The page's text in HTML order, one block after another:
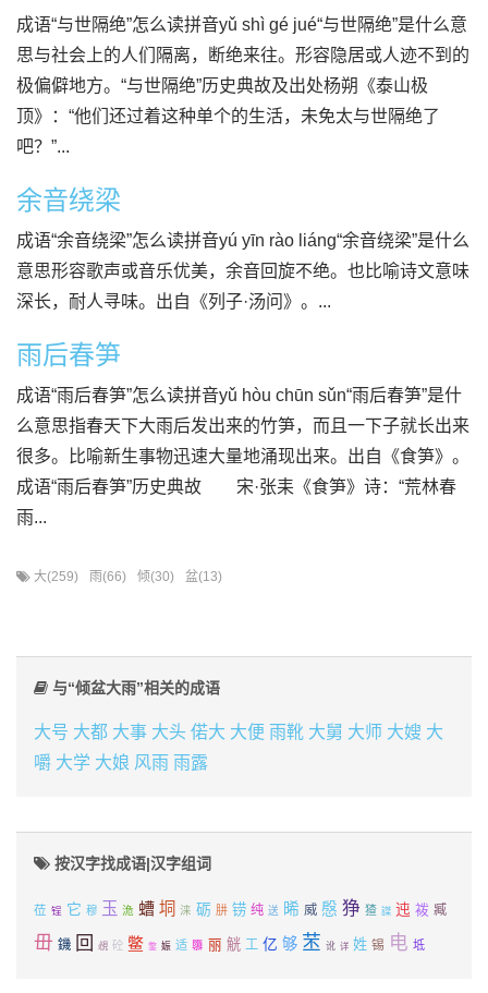
成语“与世隔绝”怎么读拼音yǔ shì gé jué“与世隔绝”是什么意
思与社会上的人们隔离，断绝来往。形容隐居或人迹不到的
极偏僻地方。“与世隔绝”历史典故及出处杨朔《泰山极
顶》：“他们还过着这种单个的生活，未免太与世隔绝了
吧？”...
余音绕梁
成语“余音绕梁”怎么读拼音yú yīn rào liáng“余音绕梁”是什么
意思形容歌声或音乐优美，余音回旋不绝。也比喻诗文意味
深长，耐人寻味。出自《列子·汤问》。...
雨后春笋
成语“雨后春笋”怎么读拼音yǔ hòu chūn sǔn“雨后春笋”是什
么意思指春天下大雨后发出来的竹笋，而且一下子就长出来
很多。比喻新生事物迅速大量地涌现出来。出自《食笋》。
成语“雨后春笋”历史典故 宋·张耒《食笋》诗：“荒林春
雨...
大(259) 雨(66) 倾(30) 盆(13)
与“倾盆大雨”相关的成语
大号 大都 大事 大头 偌大 大便 雨靴 大舅 大师 大嫂 大
嚼 大学 大娘 风雨 雨露
按汉字找成语|汉字组词
莅 锃 它 穆 玉 洈 螬 垌 涞 砺 肼 铹 纯 送 晞 威 慇 狰 猹 謋 迍 袯 臧
毌 鐖 回 覕 砼 鳖 鐅 娠 适 隳 丽 觥 工 亿 够 苤 讹 详 姓 锡 电 坻